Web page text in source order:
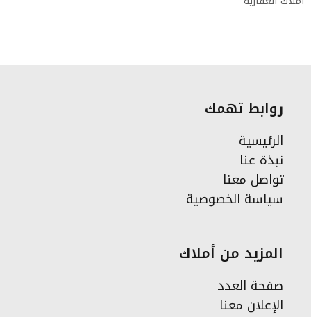
روابط تهمك
الرئيسية
نبذة عنا
تواصل معنا
سياسة الخصوصية
المزيد من أملاك
صفحة العدد
الإعلان معنا